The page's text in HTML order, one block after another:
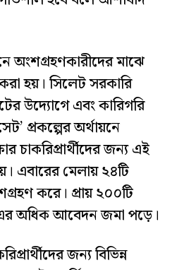
অংশগ্রহণকারীদের মাঝে
হয়। সিলেট সরকারি
উদ্যোগে এবং কারিগরি
প্রকল্পের অর্থায়নে
চাকরিপ্রার্থীদের জন্য এই
এবারের মেলায় ২৪টি
করে। প্রায় ২০০টি
অধিক আবেদন জমা পড়ে।
জন্য বিভিন্ন